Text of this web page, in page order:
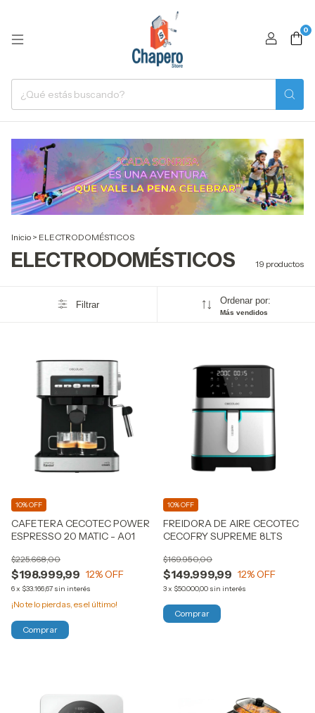
0
Inicio > ELECTRODOMÉSTICOS
ELECTRODOMÉSTICOS 19 productos
Filtrar Ordenar por:
Más vendidos
CAFETERA CECOTEC POWER
ESPRESSO 20 MATIC - A01
$198.999,99
$225.668,00
12% OFF
6x $33.166,67 sin interés
10% OFF
¡No te lo pierdas, es el último!
FREIDORA DE AIRE CECOTEC
CECOFRY SUPREME 8LTS
$149.999,99
$169.950,00
12% OFF
3x $50.000,00 sin interés
10% OFF